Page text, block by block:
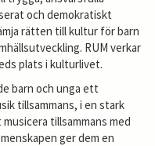
och demokratiskt
rätten till kultur för barn
RUM verkar
plats i kulturlivet.
barn och unga ett
tillsammans, i en stark
tillsammans med
ger dem en